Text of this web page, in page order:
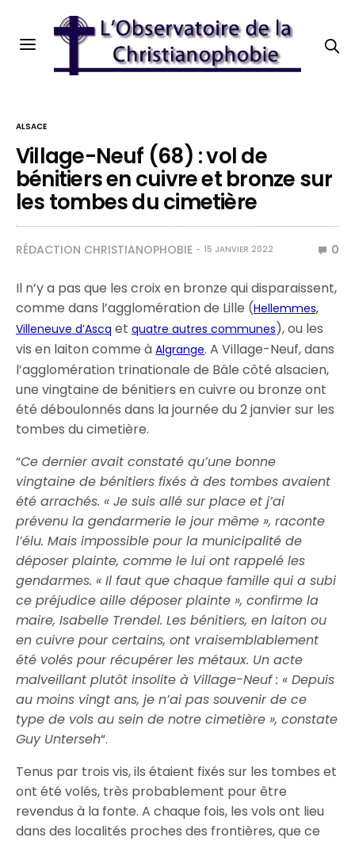
ALSACE
Village-Neuf (68) : vol de
bénitiers en cuivre et bronze sur
les tombes du cimetière
RÉDACTION CHRISTIANOPHOBIE 15 JANVIER 2022 0
Il n’y a pas que les croix en bronze qui disparaissent,
comme dans l’agglomération de Lille (Hellemmes,
Villeneuve d’Ascq etquatre autres communes), ou les
vis en laiton comme àAlgrange. A Village-Neuf, dans
l’agglomération trinationale de Bâle côté alsacien,
une vingtaine de bénitiers en cuivre ou bronze ont
été déboulonnés dans la journée du 2 janvier sur les
tombes du cimetière.
“Ce dernier avait constaté qu’une bonne
vingtaine de bénitiers fixés à des tombes avaient
été arrachés. « Je suis allé sur place et j’ai
prévenu la gendarmerie le jour même », raconte
l’élu. Mais impossible pour la municipalité de
déposer plainte, comme le lui ont rappelé les
gendarmes. « Il faut que chaque famille qui a subi
ce préjudice aille déposer plainte », confirme la
maire, Isabelle Trendel. Les bénitiers, en laiton ou
en cuivre pour certains, ont vraisemblablement
été volés pour récupérer les métaux. Un acte
malveillant plutôt insolite à Village-Neuf : « Depuis
au moins vingt ans, je n’ai pas souvenir de ce
type de vols au sein de notre cimetière », constate
Guy Unterseh“.
Tenus par trois vis, ils étaient fixés sur les tombes et
ont été volés, très probablement pour être
revendus à la fonte. A chaque fois, les vols ont lieu
dans des localités proches des frontières, que ce